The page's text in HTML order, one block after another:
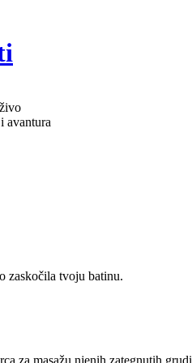
avantura
zaskočila tvoju batinu.
za masažu njenih zategnutih grudi